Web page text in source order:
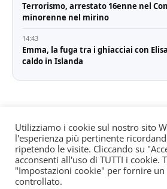
Terrorismo, arrestato 16enne nel
minorenne nel mirino
14:43
Emma, la fuga tra i ghiacciai con
caldo in Islanda
© All rights reserved. Quotidiano
giornali e periodici presso il
del 24/8/2022 Editore: Agostino
Utilizziamo i cookie sul nostro sito
l'esperienza più pertinente
ripetendo le visite. Cliccando su
acconsenti all'uso di TUTTI i cookie.
"Impostazioni cookie" per fornire un
controllato.